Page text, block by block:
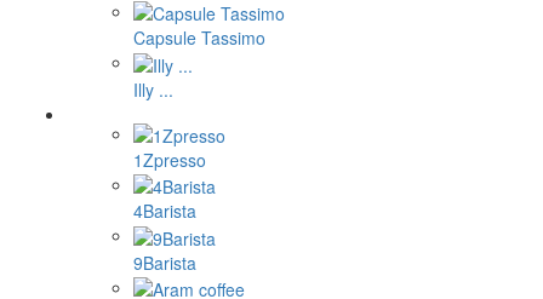
Capsule Tassimo
Illy ...
1Zpresso
4Barista
9Barista